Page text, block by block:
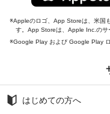
Appleのロゴ、App Storeは、米国
す。App Storeは、Apple Inc.のサ
Google Play および Google Play
はじめての方へ